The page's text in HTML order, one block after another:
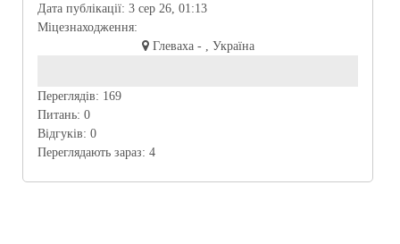
Дата публікації: 3 сер 26, 01:13
Міцезнаходження:
Глеваха - , Україна
Переглядів: 169
Питань: 0
Відгуків: 0
Переглядають зараз: 4